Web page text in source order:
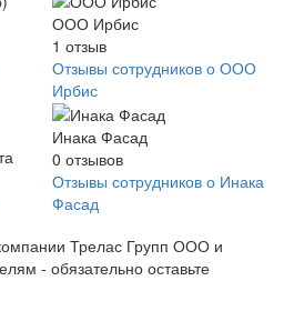
ООО Ирбис
1 отзыв
Отзывы сотрудников о ООО
Ирбис
Инака Фасад
0 отзывов
Отзывы сотрудников о Инака
Фасад
Трелас Групп ООО и
- обязательно оставьте